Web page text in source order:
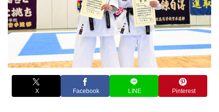
X Facebook LINE Pinterest